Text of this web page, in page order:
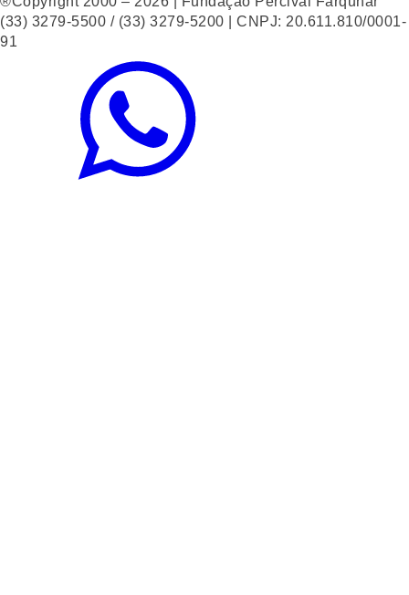
(33) 3279-5500 / (33) 3279-5200 | CNPJ: 20.611.810/0001-
91